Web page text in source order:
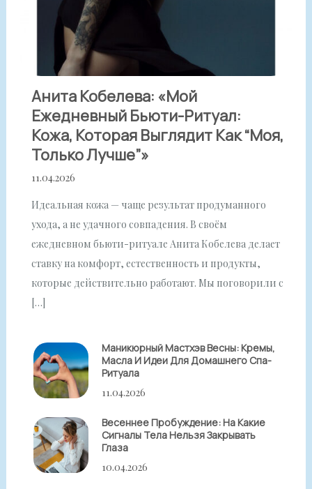
Анита Кобелева: «Мой
Ежедневный Бьюти-Ритуал:
Кожа, Которая Выглядит Как “моя,
Только Лучше”»
11.04.2026
Идеальная кожа — чаще результат продуманного
ухода, а не удачного совпадения. В своём
ежедневном бьюти-ритуале Анита Кобелева делает
ставку на комфорт, естественность и продукты,
которые действительно работают. Мы поговорили с
[…]
Маникюрный Мастхэв Весны: Кремы,
Масла И Идеи Для Домашнего Спа-
Ритуала
11.04.2026
Весеннее Пробуждение: На Какие
Сигналы Тела Нельзя Закрывать
Глаза
10.04.2026